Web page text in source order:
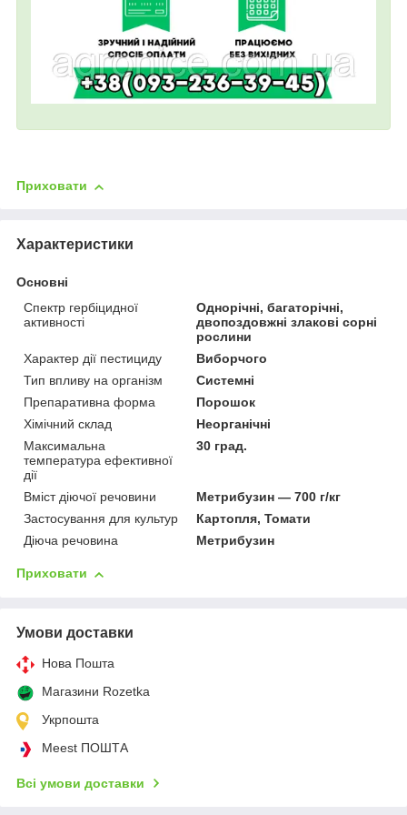
Приховати
Характеристики
Основні
Спектр гербіцидної
активності
Однорічні, багаторічні,
двопоздовжні злакові сорні
рослини
Характер дії пестициду
Виборчого
Тип впливу на організм
Системні
Препаративна форма
Порошок
Хімічний склад
Неорганічні
Максимальна
температура ефективної
дії
30 град.
Вміст діючої речовини
Метрибузин — 700 г/кг
Застосування для культур
Картопля, Томати
Діюча речовина
Метрибузин
Приховати
Умови доставки
Нова Пошта
Магазини Rozetka
Укрпошта
Meest ПОШТА
Всі умови доставки